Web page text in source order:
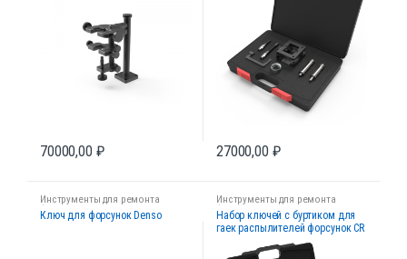
70000,00 ₽ 27000,00 ₽
Инструменты для ремонта
форсунок
Ключ для форсунок Denso
Инструменты для ремонта
форсунок
Набор ключей с буртиком для
гаек распылителей форсунок CR
основной (6 штук)